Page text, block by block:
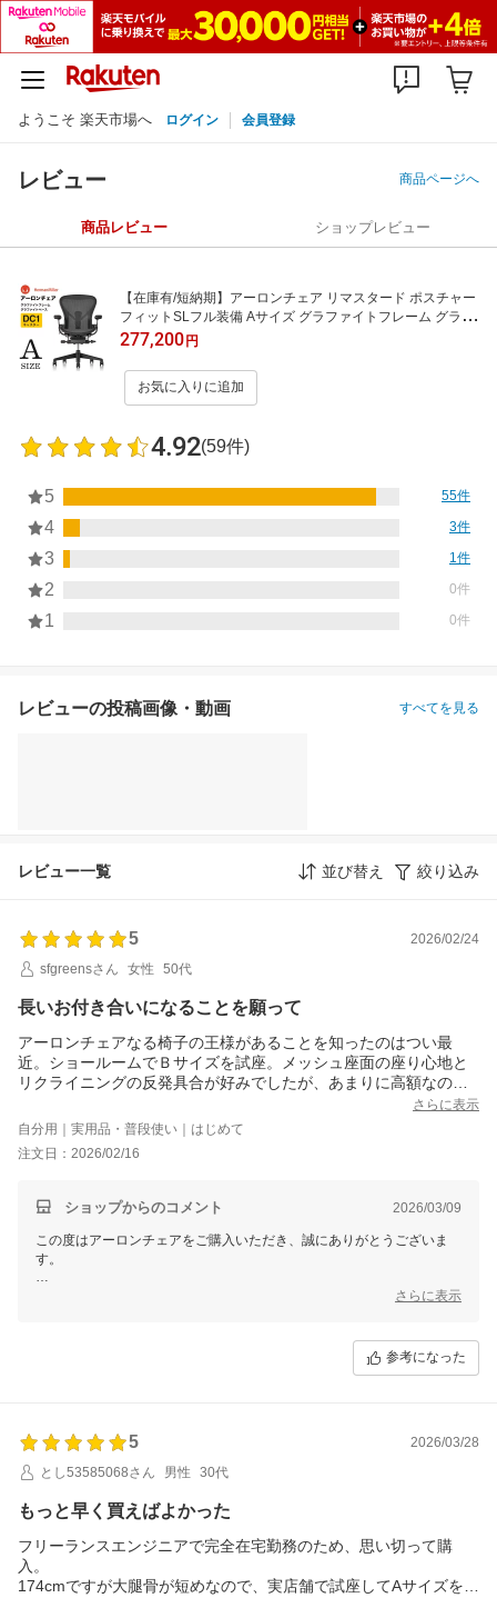
ようこそ 楽天市場へ ログイン 会員登録
レビュー 商品ページへ
商品レビュー ショップレビュー
【在庫有/短納期】アーロンチェア リマスタード ポスチャー
フィットSLフル装備 Aサイズ グラファイトフレーム グラフ
ァイトベース DC1キャスター ［AER1A13DW ALP G1 G1
G1 DC1 BK 23103］
277,200円
お気に入りに追加
4.92(59件)
5 55件
4 3件
3 1件
2 0件
1 0件
レビューの投稿画像・動画 すべてを見る
レビュー一覧 並び替え 絞り込み
5
2026/02/24
sfgreensさん
女性 50代
長いお付き合いになることを願って
アーロンチェアなる椅子の王様があることを知ったのはつい最
近。ショールームでＢサイズを試座。メッシュ座面の座り心地と
リクライニングの反発具合が好みでしたが、あまりに高額なので
対象外。しかし10万円前後のワークチェアを比較検討すればする
ほど迷いは深まり、悩み疲れてアーロンチェアに。レビューを参
考にＡサイズを購入。商品が届くまで実際のサイズ感が心配でし
たが、より体にフィット（私は153cm)、狭いワークスペース内で
で押したら良いのか、まだ恐々いじってる感じです。高い投資が
ます。
さらに表示
自分用｜実用品・普段使い｜はじめて
注文日：2026/02/16
ショップからのコメント 2026/03/09
この度はアーロンチェアをご購入いただき、誠にありがとうございま
す。
詳細なレビューをお寄せいただき、心より感謝申し上げます。
にフィットしているとのことで大変嬉しく思います。
また、サイズ感がご不安だったとのことですが、問題なくご使用いただ
チェアの調整レバーについては、最初は少し戸惑われるかもしれません
が、
慣れることで各機能の最大限の快適さを引き出すことができます。
いです。
アーロンチェアは耐久性もあり長くお使いいただける商品です。
お楽しみください。何かご不明点がございましたら、気軽にお問い合わ
さらに表示
参考になった
5
2026/03/28
とし53585068さん
男性 30代
もっと早く買えばよかった
フリーランスエンジニアで完全在宅勤務のため、思い切って購
入。
174cmですが大腿骨が短めなので、実店舗で試座してAサイズを選